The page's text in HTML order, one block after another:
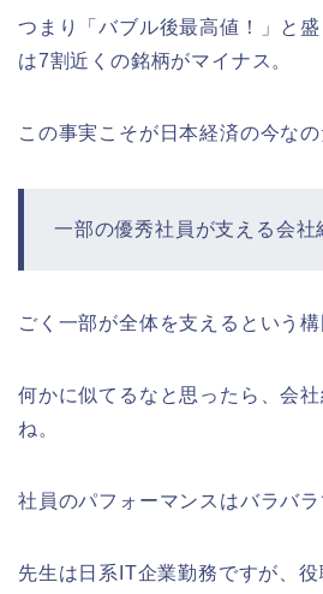
つまり「バブル後最高値！」と
は7割近くの銘柄がマイナス。
この事実こそが日本経済の今なの
一部の優秀社員が支える会社
ごく一部が全体を支えるという構
何かに似てるなと思ったら、会
ね。
社員のパフォーマンスはバラバラ
先生は日系IT企業勤務ですが、